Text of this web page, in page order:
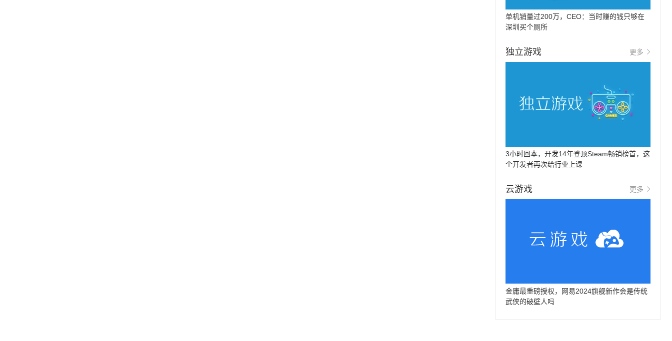
单机销量过200万，CEO：当时赚的钱只够在
深圳买个厕所
独立游戏 更多
3小时回本，开发14年登顶Steam畅销榜首，这
个开发者再次给行业上课
云游戏 更多
金庸最重磅授权，网易2024旗舰新作会是传统
武侠的破壁人吗